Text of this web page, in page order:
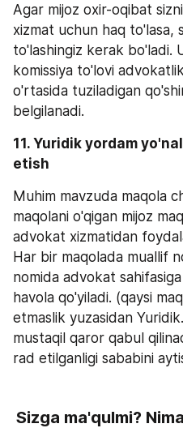
Agar mijoz oxir-oqibat
xizmat uchun haq to'lasa,
to'lashingiz kerak bo'ladi.
komissiya to'lovi
o'rtasida tuziladigan
belgilanadi.
11. Yuridik yordam
etish
Muhim mavzuda maqola
maqolani o'qigan mijoz
advokat xizmatidan
Har bir maqolada muallif
nomida advokat
havola qo'yiladi. (qaysi
etmaslik yuzasidan
mustaqil qaror qabul
rad etilganligi sababini
Sizga ma'qulmi?